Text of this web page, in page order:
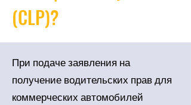
(CLP)?
При подаче заявления на
получение водительских прав для
коммерческих автомобилей